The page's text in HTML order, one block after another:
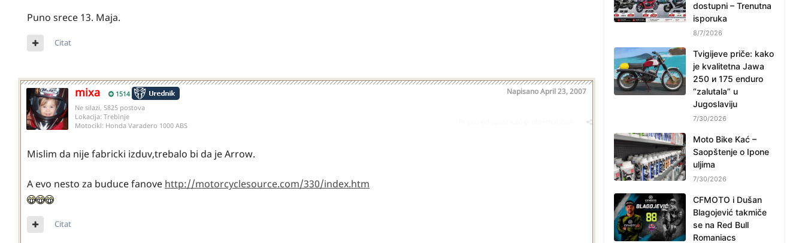
Puno srece 13. Maja.
Citat
mixa 1514 NapisanoApril 23, 2007
Ne silazi, 5825 postova
Lokacija: Trebinje
Motocikl: Honda Varadero 1000 ABS
Mislim da nije fabricki izduv,trebalo bi da je Arrow.
A evo nesto za buduce fanove http://motorcyclesource.com/330/index.htm
Citat
dostupni – Trenutna
isporuka
8/7/2026
Tvigijeve priče: kako
je kvalitetna Jawa
250 и 175 enduro
“zalutala” u
Jugoslaviju
7/30/2026
Moto Bike Kać –
Saopštenje o Ipone
uljima
7/30/2026
CFMOTO i Dušan
Blagojević takmiče
se na Red Bull
Romaniacs